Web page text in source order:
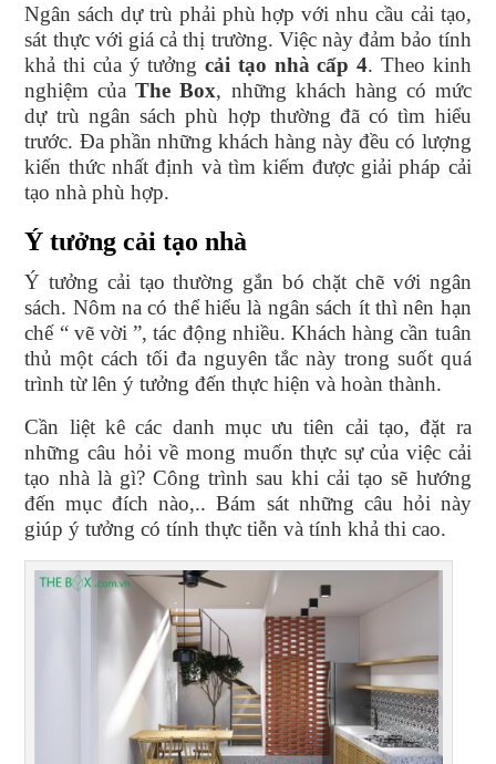
Ngân sách dự trù phải phù hợp với nhu cầu cải tạo,
sát thực với giá cả thị trường. Việc này đảm bảo tính
khả thi của ý tưởngcải tạo nhà cấp 4. Theo kinh
nghiệm củaThe Box, những khách hàng có mức
dự trù ngân sách phù hợp thường đã có tìm hiểu
trước. Đa phần những khách hàng này đều có lượng
kiến thức nhất định và tìm kiếm được giải pháp cải
tạo nhà phù hợp.
Ý tưởng cải tạo nhà
Ý tưởng cải tạo thường gắn bó chặt chẽ với ngân
sách. Nôm na có thể hiểu là ngân sách ít thì nên hạn
chế “ vẽ vời ”, tác động nhiều. Khách hàng cần tuân
thủ một cách tối đa nguyên tắc này trong suốt quá
trình từ lên ý tưởng đến thực hiện và hoàn thành.
Cần liệt kê các danh mục ưu tiên cải tạo, đặt ra
những câu hỏi về mong muốn thực sự của việc cải
tạo nhà là gì? Công trình sau khi cải tạo sẽ hướng
đến mục đích nào,.. Bám sát những câu hỏi này
giúp ý tưởng có tính thực tiễn và tính khả thi cao.